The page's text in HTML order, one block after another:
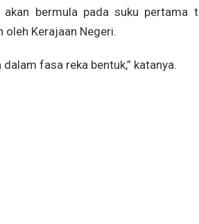
akan bermula pada suku pertama
oleh Kerajaan Negeri.
fasa reka bentuk,” katanya.